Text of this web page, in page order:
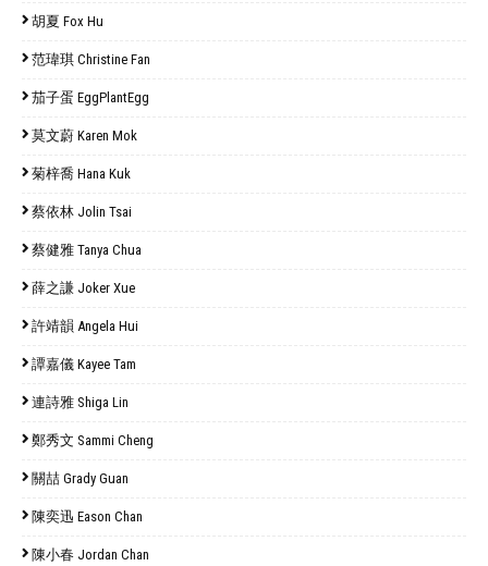
胡夏 Fox Hu
范瑋琪 Christine Fan
茄子蛋 EggPlantEgg
莫文蔚 Karen Mok
菊梓喬 Hana Kuk
蔡依林 Jolin Tsai
蔡健雅 Tanya Chua
薛之謙 Joker Xue
許靖韻 Angela Hui
譚嘉儀 Kayee Tam
連詩雅 Shiga Lin
鄭秀文 Sammi Cheng
關喆 Grady Guan
陳奕迅 Eason Chan
陳小春 Jordan Chan